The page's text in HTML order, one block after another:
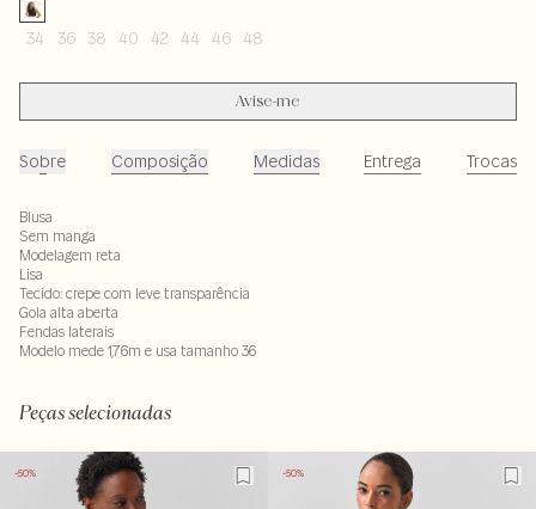
34 36 38 40 42 44 46 48
Avise-me
Sobre Composição Medidas Entrega Trocas
Blusa
Sem manga
Modelagem reta
Lisa
Tecido: crepe com leve transparência
Gola alta aberta
Fendas laterais
Modelo mede 1,76m e usa tamanho 36
Peças selecionadas
-50% -50%